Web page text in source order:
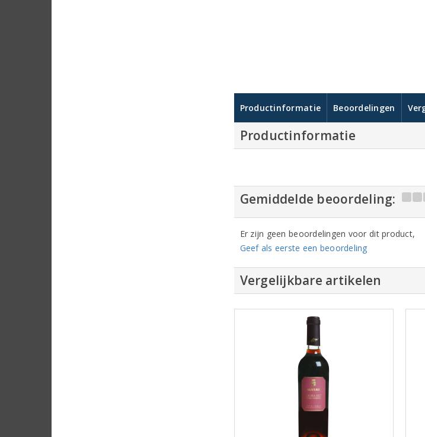
Productinformatie Beoordelingen
Productinformatie
Gemiddelde beoordeling:
Er zijn geen beoordelingen voor dit product,
Geef als eerste een beoordeling
Vergelijkbare artikelen